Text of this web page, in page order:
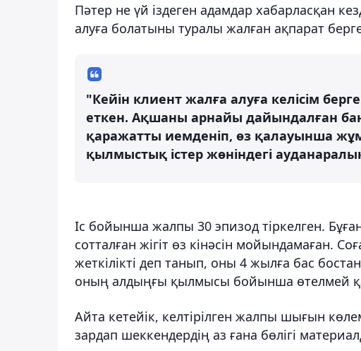
Пәтер не үй іздеген адамдар хабарласқан
алуға болатыны туралы жалған ақпарат
"Кейін клиент жалға алуға келісім
еткен. Ақшаны арнайы дайындалған
қаражатты иемденіп, өз қалауынша
қылмыстық істер жөніндегі
Іс бойынша жалпы 30 эпизод тіркелген.
сотталған жігіт өз кінәсін мойындамаған.
жеткілікті деп танып, оны 4 жылға бас
оның алдыңғы қылмысы бойынша өтелмей
Айта кетейік, келтірілген жалпы шығын
зардап шеккендердің аз ғана бөлігі